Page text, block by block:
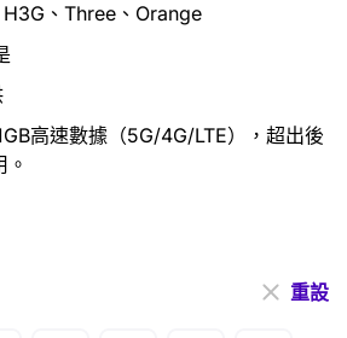
H3G、Three、Orange
高速數據（5G/4G/LTE），超出後
重設